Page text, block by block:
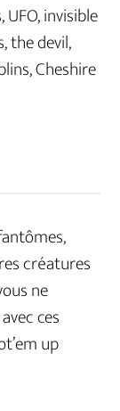
invisible
the devil,
Cheshire
créatures
ne
ces
up